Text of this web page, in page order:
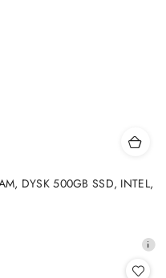
DYSK 500GB SSD, INTEL,